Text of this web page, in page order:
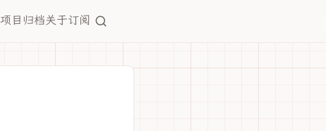
项目 归档关于订阅